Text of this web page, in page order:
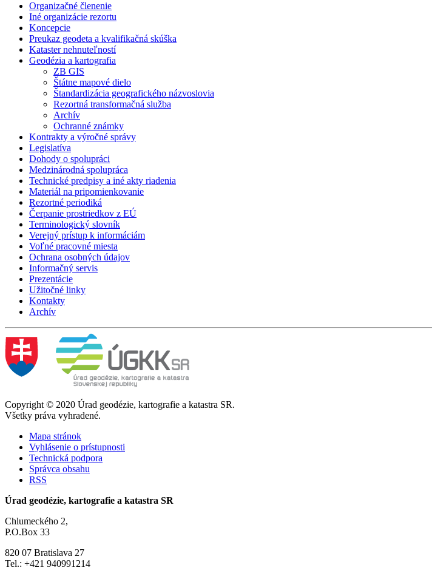
Organizačné členenie
Iné organizácie rezortu
Koncepcie
Preukaz geodeta a kvalifikačná skúška
Kataster nehnuteľností
Geodézia a kartografia
ZB GIS
Štátne mapové dielo
Štandardizácia geografického názvoslovia
Rezortná transformačná služba
Archív
Ochranné známky
Kontrakty a výročné správy
Legislatíva
Dohody o spolupráci
Medzinárodná spolupráca
Technické predpisy a iné akty riadenia
Materiál na pripomienkovanie
Rezortné periodiká
Čerpanie prostriedkov z EÚ
Terminologický slovník
Verejný prístup k informáciám
Voľné pracovné miesta
Ochrana osobných údajov
Informačný servis
Prezentácie
Užitočné linky
Kontakty
Archív
Copyright © 2020 Úrad geodézie, kartografie a katastra SR.
Všetky práva vyhradené.
Mapa stránok
Vyhlásenie o prístupnosti
Technická podpora
Správca obsahu
RSS
Úrad geodézie, kartografie a katastra SR
Chlumeckého 2,
P.O.Box 33
820 07 Bratislava 27
Tel.: +421 940991214